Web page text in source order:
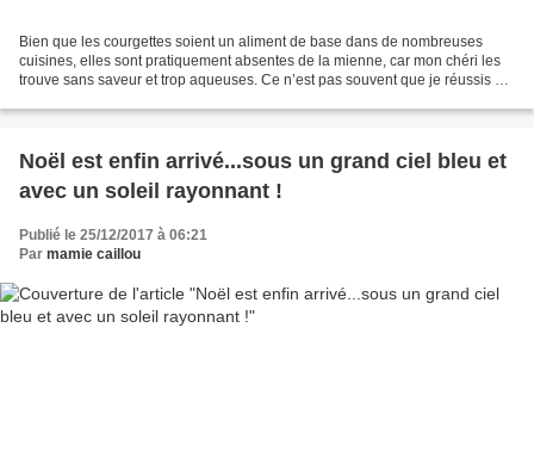
Bien que les courgettes soient un aliment de base dans de nombreuses
cuisines, elles sont pratiquement absentes de la mienne, car mon chéri les
trouve sans saveur et trop aqueuses. Ce n’est pas souvent que je réussis à
Noël est enfin arrivé...sous un grand ciel bleu et
avec un soleil rayonnant !
Publié le 25/12/2017 à 06:21
Par mamie caillou